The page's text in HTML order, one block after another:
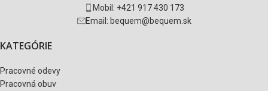
Mobil: +421 917 430 173
Email: bequem@bequem.sk
KATEGÓRIE
Pracovné odevy
Pracovná obuv